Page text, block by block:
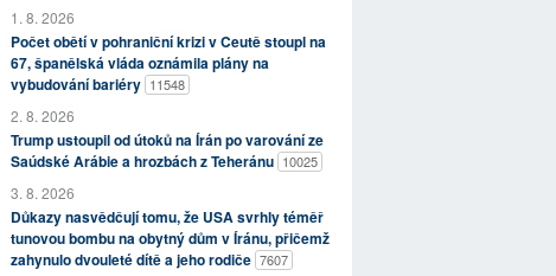
1. 8. 2026
Počet obětí v pohraniční krizi v Ceutě stoupl na
67, španělská vláda oznámila plány na
vybudování bariéry 11548
2. 8. 2026
Trump ustoupil od útoků na Írán po varování ze
Saúdské Arábie a hrozbách z Teheránu 10025
3. 8. 2026
Důkazy nasvědčují tomu, že USA svrhly téměř
tunovou bombu na obytný dům v Íránu, přičemž
zahynulo dvouleté dítě a jeho rodiče 7607